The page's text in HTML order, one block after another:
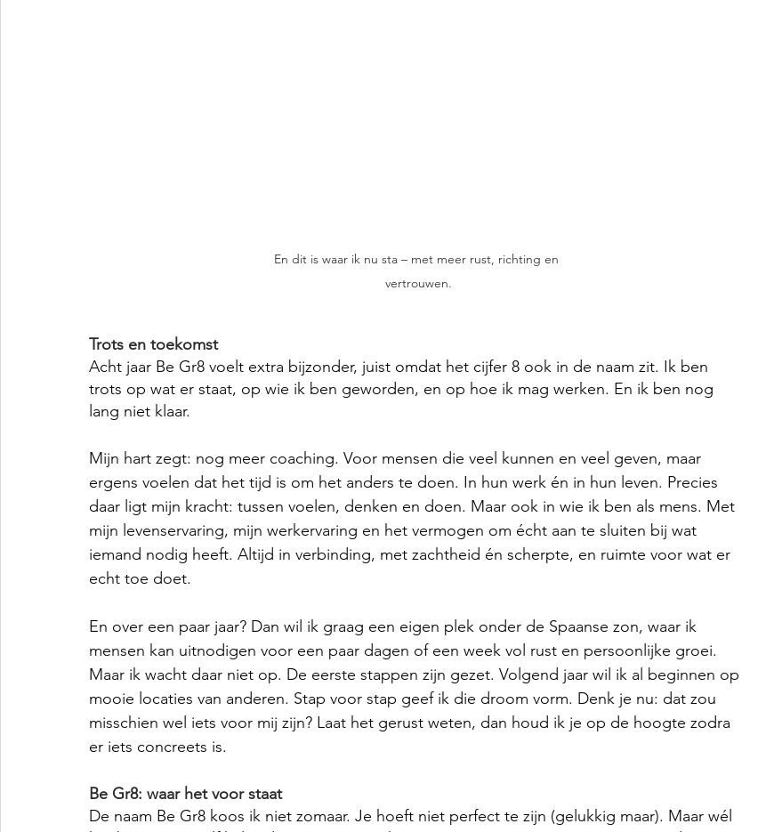
En dit is waar ik nu sta – met meer rust, richting en
vertrouwen.
Trots en toekomst
Acht jaar Be Gr8 voelt extra bijzonder, juist omdat het cijfer 8 ook in de naam zit. Ik ben
trots op wat er staat, op wie ik ben geworden, en op hoe ik mag werken. En ik ben nog
lang niet klaar.
Mijn hart zegt: nog meer coaching. Voor mensen die veel kunnen en veel geven, maar
ergens voelen dat het tijd is om het anders te doen. In hun werk én in hun leven. Precies
daar ligt mijn kracht: tussen voelen, denken en doen. Maar ook in wie ik ben als mens. Met
mijn levenservaring, mijn werkervaring en het vermogen om écht aan te sluiten bij wat
iemand nodig heeft. Altijd in verbinding, met zachtheid én scherpte, en ruimte voor wat er
echt toe doet.
En over een paar jaar? Dan wil ik graag een eigen plek onder de Spaanse zon, waar ik
mensen kan uitnodigen voor een paar dagen of een week vol rust en persoonlijke groei.
Maar ik wacht daar niet op. De eerste stappen zijn gezet. Volgend jaar wil ik al beginnen op
mooie locaties van anderen. Stap voor stap geef ik die droom vorm. Denk je nu: dat zou
misschien wel iets voor mij zijn? Laat het gerust weten, dan houd ik je op de hoogte zodra
er iets concreets is.
Be Gr8: waar het voor staat
De naam Be Gr8 koos ik niet zomaar. Je hoeft niet perfect te zijn (gelukkig maar). Maar wél